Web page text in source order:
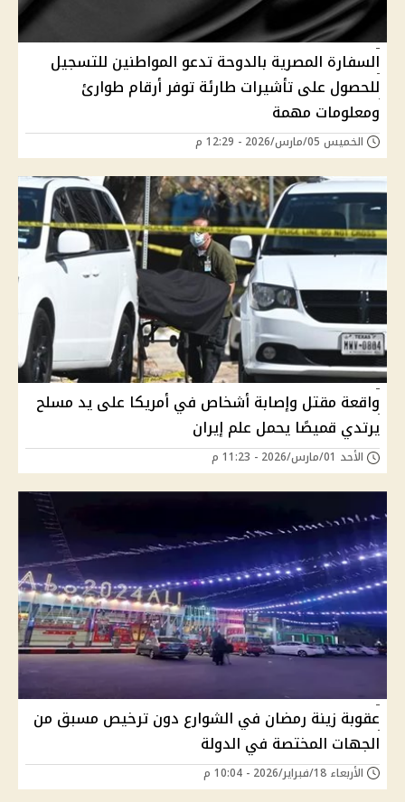
السفارة المصرية بالدوحة تدعو المواطنين للتسجيل
للحصول على تأشيرات طارئة توفر أرقام طوارئ
ومعلومات مهمة
الخميس 05/مارس/2026 - 12:29 م
واقعة مقتل وإصابة أشخاص في أمريكا على يد مسلح
يرتدي قميصًا يحمل علم إيران
الأحد 01/مارس/2026 - 11:23 م
عقوبة زينة رمضان في الشوارع دون ترخيص مسبق من
الجهات المختصة في الدولة
الأربعاء 18/فبراير/2026 - 10:04 م